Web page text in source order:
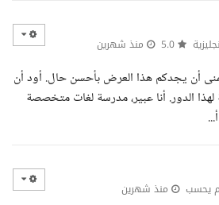
منذ شهرين
أن يجدكم هذا العرض بأحسن حال. أود أن
الدور. أنا عبير، مدرسة لغات متخصصة
يحسب منذ شهرين